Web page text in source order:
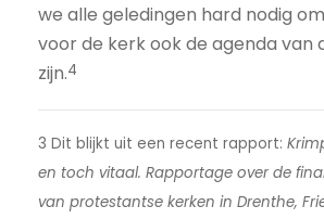
we alle geledingen hard nodig
voor de kerk ook de agenda van
zijn.4
3 Dit blijkt uit een recent rapport:
en toch vitaal. Rapportage over de
van protestantse kerken in Drenthe,